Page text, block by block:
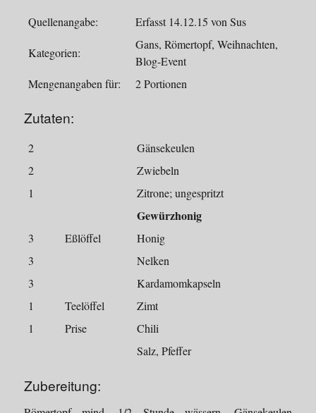
Quellenangabe: Erfasst 14.12.15 von Sus
Kategorien:
Gans, Römertopf, Weihnachten,
Blog-Event
Mengenangaben für:
2 Portionen
Zutaten:
2
Gänsekeulen
2
Zwiebeln
1
Zitrone; ungespritzt
Gewürzhonig
3 Eßlöffel
Honig
3
Nelken
3
Kardamomkapseln
1
Teelöffel
Zimt
1
Prise
Chili
Salz, Pfeffer
Zubereitung: